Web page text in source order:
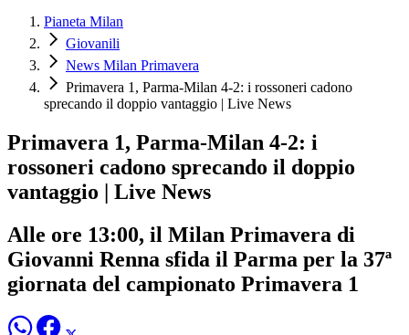
Pianeta Milan
Giovanili
News Milan Primavera
Primavera 1, Parma-Milan 4-2: i rossoneri cadono
sprecando il doppio vantaggio | Live News
Primavera 1, Parma-Milan 4-2: i
rossoneri cadono sprecando il doppio
vantaggio | Live News
Alle ore 13:00, il Milan Primavera di
Giovanni Renna sfida il Parma per la 37ª
giornata del campionato Primavera 1